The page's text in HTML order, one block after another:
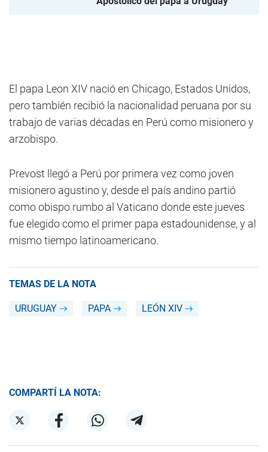
El papa Leon XIV nació en Chicago, Estados Unidos,
pero también recibió la nacionalidad peruana por su
trabajo de varias décadas en Perú como misionero y
arzobispo.
Prevost llegó a Perú por primera vez como joven
misionero agustino y, desde el país andino partió
como obispo rumbo al Vaticano donde este jueves
fue elegido como el primer papa estadounidense, y al
mismo tiempo latinoamericano.
TEMAS DE LA NOTA
URUGUAY PAPA LEÓN XIV
COMPARTÍ LA NOTA: